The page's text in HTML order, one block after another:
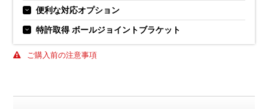
便利な対応オプション
特許取得 ボールジョイントブラケット
ご購入前の注意事項